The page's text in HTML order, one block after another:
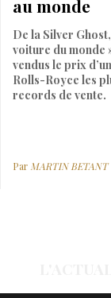
au monde
De la Silver
voiture du monde
vendus le prix
Rolls-Royce les
records de vente.
Par MARTIN BETANT